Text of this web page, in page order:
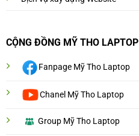
CỘNG ĐỒNG MỸ THO LAPTOP
Fanpage Mỹ Tho Laptop
Chanel Mỹ Tho Laptop
Group Mỹ Tho Laptop